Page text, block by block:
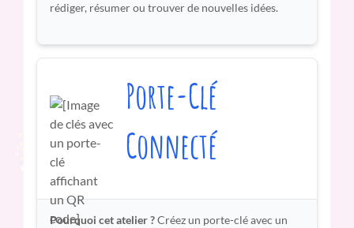
rédiger, résumer ou trouver de nouvelles idées.
Porte-Clé
Connecté
Pourquoi cet atelier ?Créez un porte-clé avec un